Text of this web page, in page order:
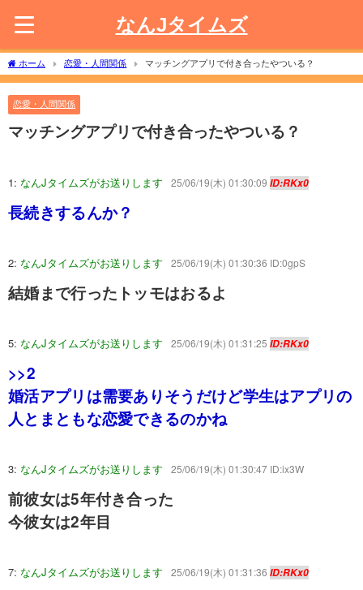
なんJタイムズ
ホーム 恋愛・人間関係 マッチングアプリで付き合ったやついる？
恋愛・人間関係
マッチングアプリで付き合ったやついる？
1: なんJタイムズがお送りします 25/06/19(木) 01:30:09 ID:RKx0
長続きするんか？
2: なんJタイムズがお送りします 25/06/19(木) 01:30:36 ID:0gpS
結婚まで行ったトッモはおるよ
5: なんJタイムズがお送りします 25/06/19(木) 01:31:25 ID:RKx0
>>2
婚活アプリは需要ありそうだけど学生はアプリの
人とまともな恋愛できるのかね
3: なんJタイムズがお送りします 25/06/19(木) 01:30:47 ID:ix3W
前彼女は5年付き合った
今彼女は2年目
7: なんJタイムズがお送りします 25/06/19(木) 01:31:36 ID:RKx0